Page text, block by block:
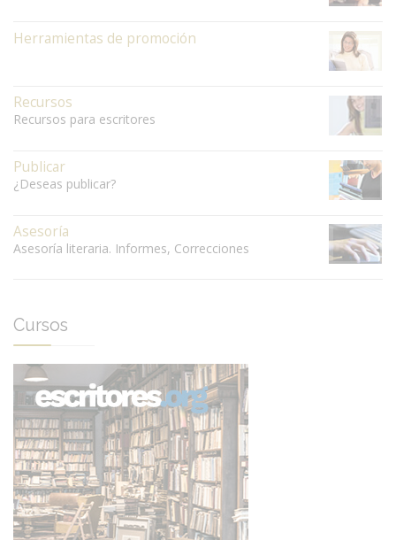
Herramientas de promoción
Recursos
Recursos para escritores
Publicar
¿Deseas publicar?
Asesoría
Asesoría literaria. Informes, Correcciones
Cursos